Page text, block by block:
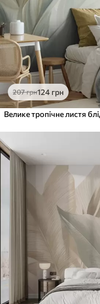
Преміум Вініл
730 грн/м²
Peel and Stick
1458 875грн/м²
207грн124 грн